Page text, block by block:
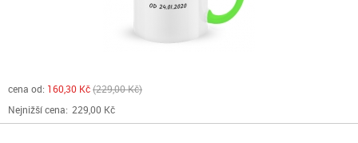
cena od: 160,30 Kč 229,00 Kč
Nejnižší cena: 229,00 Kč